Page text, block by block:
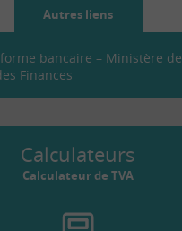
Autres liens
bancaire – Ministère de
Finances
Calculateurs
Calculateur de TVA